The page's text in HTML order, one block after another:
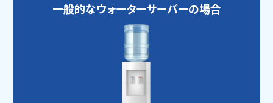
一般的なウォーターサーバーの場合